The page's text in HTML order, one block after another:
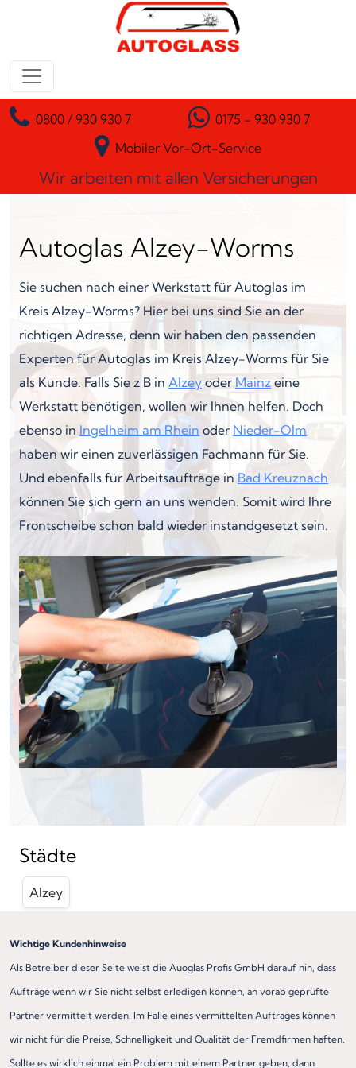
Zum Inhalt springen
Hauptnavigation
0800 / 930 930 7
0175 - 930 930 7
Mobiler Vor-Ort-Service
Wir arbeiten mit allen Versicherungen
Autoglas Alzey-Worms
Sie suchen nach einer Werkstatt für Autoglas im
Kreis Alzey-Worms? Hier bei uns sind Sie an der
richtigen Adresse, denn wir haben den passenden
Experten für Autoglas im Kreis Alzey-Worms für Sie
als Kunde. Falls Sie z B in Alzey oder Mainz eine
Werkstatt benötigen, wollen wir Ihnen helfen. Doch
ebenso in Ingelheim am Rhein oder Nieder-Olm
haben wir einen zuverlässigen Fachmann für Sie.
Und ebenfalls für Arbeitsaufträge inBad Kreuznach
können Sie sich gern an uns wenden. Somit wird Ihre
Frontscheibe schon bald wieder instandgesetzt sein.
Städte
Alzey
Wichtige Kundenhinweise
Als Betreiber dieser Seite weist die Auoglas Profis GmbH darauf hin, dass
Aufträge wenn wir Sie nicht selbst erledigen können, an vorab geprüfte
Partner vermittelt werden. Im Falle eines vermittelten Auftrages können
wir nicht für die Preise, Schnelligkeit und Qualität der Fremdfirmen haften.
Sollte es wirklich einmal ein Problem mit einem Partner geben, dann